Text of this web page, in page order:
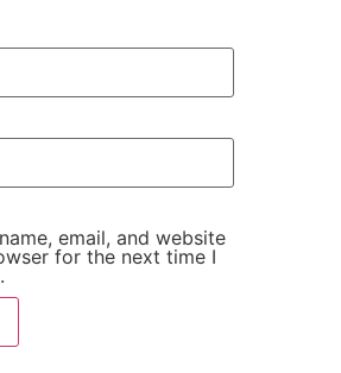
email, and website
for the next time I